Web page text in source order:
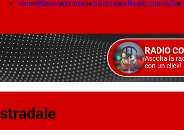
HomeNewslabCronacaSocialabRadio
RADIO
Ascolta la
con un click!